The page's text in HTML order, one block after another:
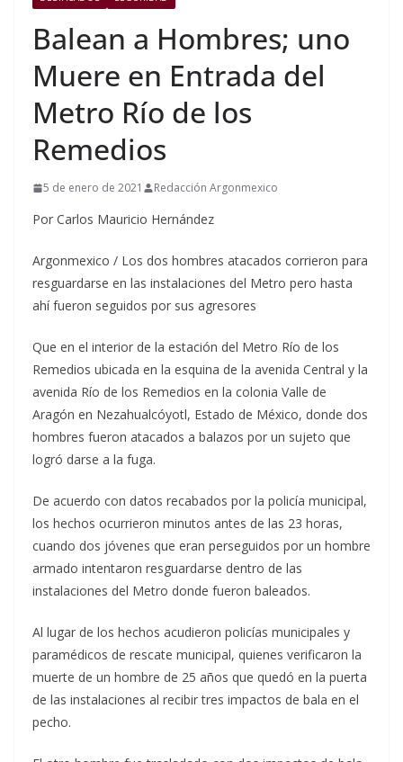
Balean a Hombres; uno
Muere en Entrada del
Metro Río de los
Remedios
5 de enero de 2021 Redacción Argonmexico
Por Carlos Mauricio Hernández
Argonmexico / Los dos hombres atacados corrieron para
resguardarse en las instalaciones del Metro pero hasta
ahí fueron seguidos por sus agresores
Que en el interior de la estación del Metro Río de los
Remedios ubicada en la esquina de la avenida Central y la
avenida Río de los Remedios en la colonia Valle de
Aragón en Nezahualcóyotl, Estado de México, donde dos
hombres fueron atacados a balazos por un sujeto que
logró darse a la fuga.
De acuerdo con datos recabados por la policía municipal,
los hechos ocurrieron minutos antes de las 23 horas,
cuando dos jóvenes que eran perseguidos por un hombre
armado intentaron resguardarse dentro de las
instalaciones del Metro donde fueron baleados.
Al lugar de los hechos acudieron policías municipales y
paramédicos de rescate municipal, quienes verificaron la
muerte de un hombre de 25 años que quedó en la puerta
de las instalaciones al recibir tres impactos de bala en el
pecho.